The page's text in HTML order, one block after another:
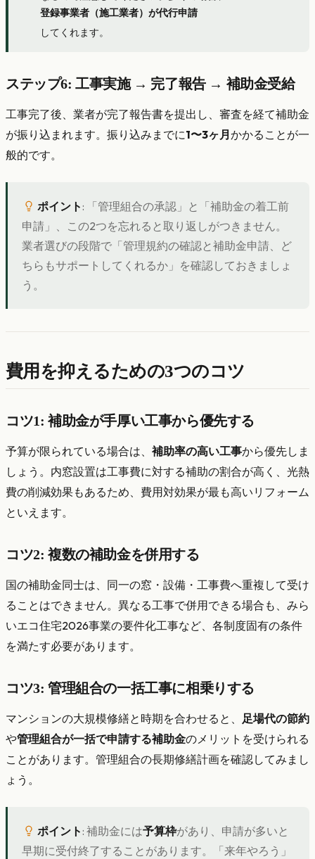
登録事業者（施工業者）が代行申請
してくれます。
ステップ6: 工事実施 → 完了報告 → 補助金受給
工事完了後、業者が完了報告書を提出し、審査を経て補助金
が振り込まれます。振り込みまでに1〜3ヶ月 かかることが一
般的です。
ポイント: 「管理組合の承認」と「補助金の着工前
申請」、この2つを忘れると取り返しがつきません。
業者選びの段階で「管理規約の確認と補助金申請、ど
ちらもサポートしてくれるか」を確認しておきましょ
う。
費用を抑えるための3つのコツ
コツ1: 補助金が手厚い工事から優先する
予算が限られている場合は、 補助率の高い工事から優先しま
しょう。内窓設置は工事費に対する補助の割合が高く、光熱
費の削減効果もあるため、費用対効果が最も高いリフォーム
といえます。
コツ2: 複数の補助金を併用する
国の補助金同士は、同一の窓・設備・工事費へ重複して受け
ることはできません。異なる工事で併用できる場合も、みら
いエコ住宅2026事業の要件化工事など、各制度固有の条件
を満たす必要があります。
コツ3: 管理組合の一括工事に相乗りする
マンションの大規模修繕と時期を合わせると、 足場代の節約
や管理組合が一括で申請する補助金のメリットを受けられる
ことがあります。管理組合の長期修繕計画を確認してみまし
ょう。
ポイント: 補助金には予算枠があり、申請が多いと
早期に受付終了することがあります。「来年やろう」